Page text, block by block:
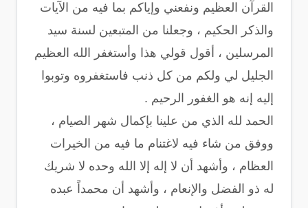
القرآن العظيم ونفعني وإياكم بما فيه من الآيات
والذكر الحكيم ، وجعلنا من المتبعين لسنة سيد
المرسلين ، أقول قولي هذا وأستغفر الله العظيم
الجليل لي ولكم من كل ذنب فاستغفروه وتوبوا
إليه إنه هو الغفور الرحيم .
الحمد لله الذي من علينا بإكمال شهر الصيام ،
ووفق من شاء فيه لاغتنام ما فيه من الخيرات
العظام ، وأشهد أن لا إله إلا الله وحده لا شريك
له ذو الفضل والإنعام ، وأشهد أن محمداً عبده